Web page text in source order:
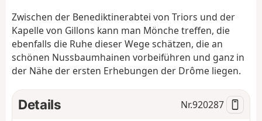
o
Zwischen der Benediktinerabtei von Triors und der
Kapelle von Gillons kann man Mönche treffen, die
ebenfalls die Ruhe dieser Wege schätzen, die an
schönen Nussbaumhainen vorbeiführen und ganz in
der Nähe der ersten Erhebungen der Drôme liegen.
Details Nr.920287